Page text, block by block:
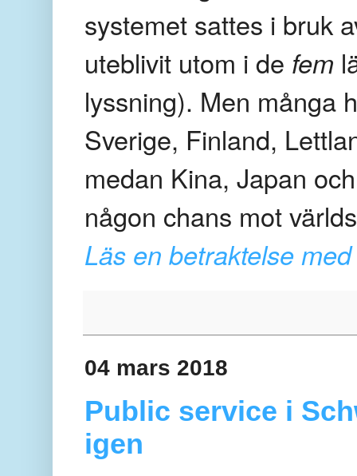
systemet sattes i bruk
uteblivit utom i de fem
lyssning). Men många
Sverige, Finland,
medan Kina, Japan
någon chans mot
Läs en betraktelse
04 mars 2018
Public service i
igen